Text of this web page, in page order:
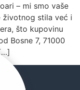
– mi smo vaše
životnog stila već i
što kupovinu
Bosne 7, 71000